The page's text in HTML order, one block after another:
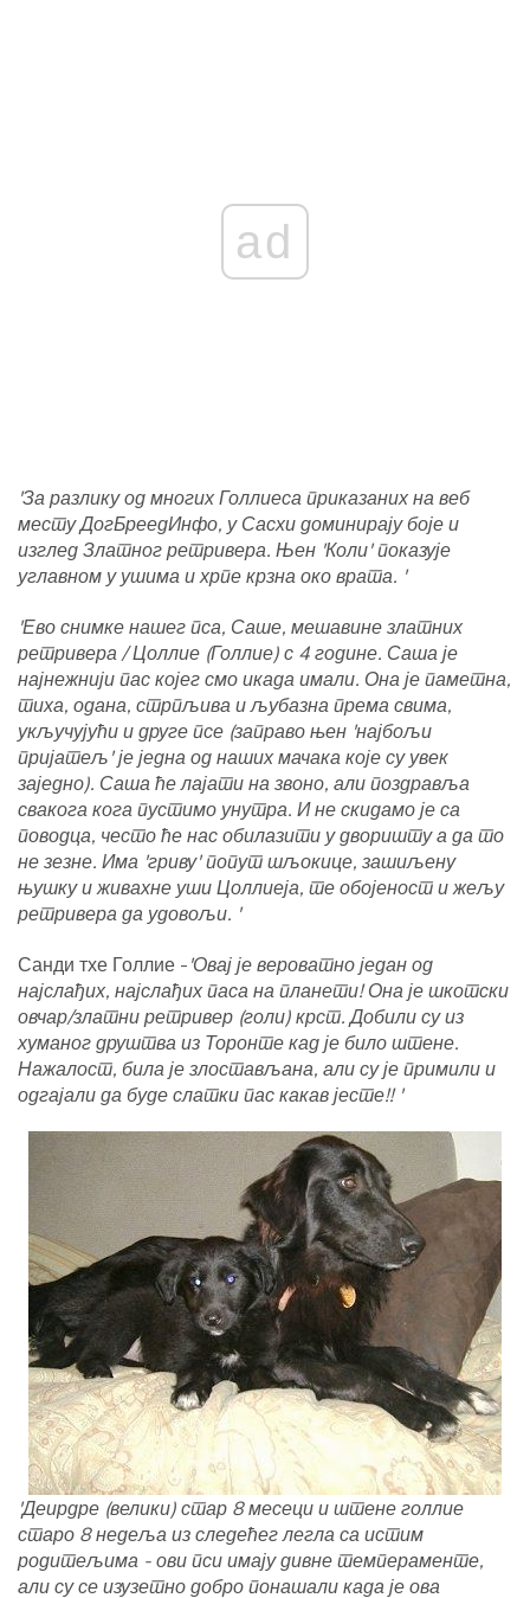
ad
'За разлику од многих Голлиеса приказаних на веб
месту ДогБреедИнфо, у Сасхи доминирају боје и
изглед Златног ретривера. Њен 'Коли' показује
углавном у ушима и хрпе крзна око врата. '
'Ево снимке нашег пса, Саше, мешавине златних
ретривера / Цоллие (Голлие) с 4 године. Саша је
најнежнији пас којег смо икада имали. Она је паметна,
тиха, одана, стрпљива и љубазна према свима,
укључујући и друге псе (заправо њен 'најбољи
пријатељ' је једна од наших мачака које су увек
заједно). Саша ће лајати на звоно, али поздравља
свакога кога пустимо унутра. И не скидамо је са
поводца, често ће нас обилазити у дворишту а да то
не зезне. Има 'гриву' попут шљокице, зашиљену
њушку и живахне уши Цоллиеја, те обојеност и жељу
ретривера да удовољи. '
Санди тхе Голлие - 'Овај је вероватно један од
најслађих, најслађих паса на планети! Она је шкотски
овчар/златни ретривер (голи) крст. Добили су из
хуманог друштва из Торонте кад је било штене.
Нажалост, била је злостављана, али су је примили и
одгајали да буде слатки пас какав јесте!! '
'Деирдре (велики) стар 8 месеци и штене голлие
старо 8 недеља из следећег легла са истим
родитељима - ови пси имају дивне темпераменте,
али су се изузетно добро понашали када је ова